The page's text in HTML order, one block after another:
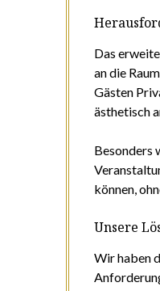
Das
an die
Gästen
ästhetisch
Besonders
können,
Unsere
Wir haben